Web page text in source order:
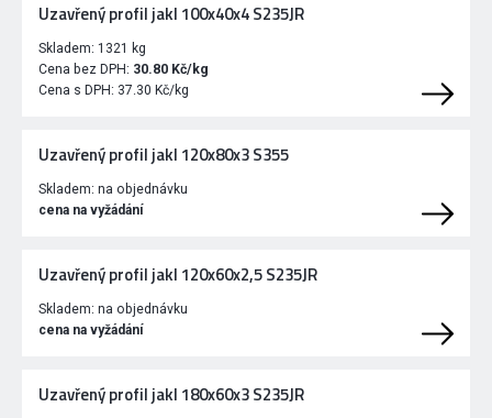
Uzavřený profil jakl 100x40x4 S235JR
Skladem: 1321 kg
Cena bez DPH: 30.80 Kč/kg
Cena s DPH: 37.30 Kč/kg
Uzavřený profil jakl 120x80x3 S355
Skladem: na objednávku
cena na vyžádání
Uzavřený profil jakl 120x60x2,5 S235JR
Skladem: na objednávku
cena na vyžádání
Uzavřený profil jakl 180x60x3 S235JR